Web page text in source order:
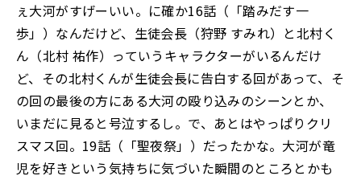
ぇ大河がすげーいい。に確か16話（「踏みだす一
歩」）なんだけど、生徒会長（狩野 すみれ）と北村く
ん（北村 祐作）っていうキャラクターがいるんだけ
ど、その北村くんが生徒会長に告白する回があって、そ
の回の最後の方にある大河の殴り込みのシーンとか、
いまだに見ると号泣するし。で、あとはやっぱりクリ
スマス回。19話（「聖夜祭」）だったかな。大河が竜
児を好きという気持ちに気づいた瞬間のところとかも